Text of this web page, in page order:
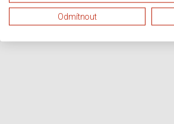
Odmítnout